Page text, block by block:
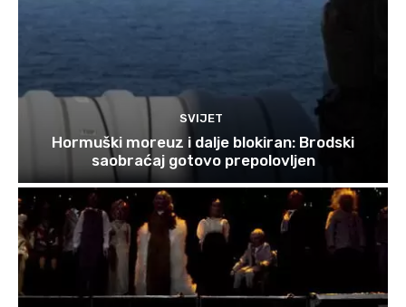
SVIJET
Hormuški moreuz i dalje blokiran: Brodski
saobraćaj gotovo prepolovljen